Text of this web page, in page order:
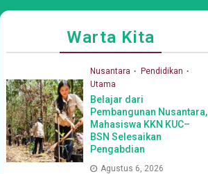
Warta Kita
Nusantara
Pendidikan
Utama
Belajar dari
Pembangunan Nusantara,
Mahasiswa KKN KUC–
BSN Selesaikan
Pengabdian
Agustus 6, 2026